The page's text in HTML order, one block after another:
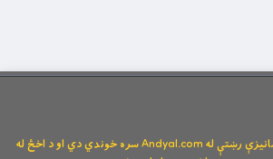
د وېبپاڼې ټولې توکیزې او مانیزې رښتې له Andyal.com سره خوندي دي او د اخځ له